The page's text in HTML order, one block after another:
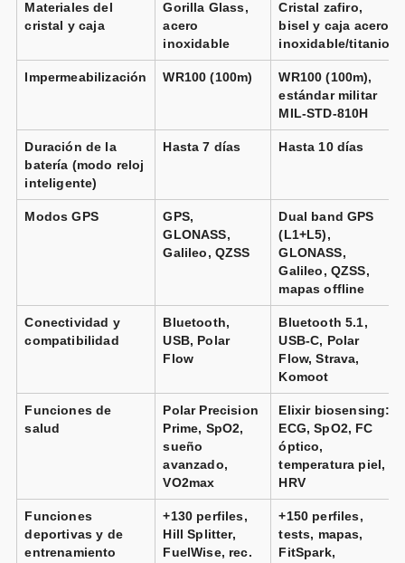
Materiales del
cristal y caja
Gorilla Glass,
acero
inoxidable
Cristal zafiro,
bisel y caja acero
inoxidable/titanio
Impermeabilización WR100 (100m)
WR100 (100m),
estándar militar
MIL-STD-810H
Duración de la
batería (modo reloj
inteligente)
Hasta 7 días Hasta 10 días
Modos GPS
GPS,
GLONASS,
Galileo, QZSS
Dual band GPS
(L1+L5),
GLONASS,
Galileo, QZSS,
mapas offline
Conectividad y
compatibilidad
Bluetooth,
USB, Polar
Flow
Bluetooth 5.1,
USB-C, Polar
Flow, Strava,
Komoot
Funciones de
salud
Polar Precision
Prime, SpO2,
sueño
avanzado,
VO2max
Elixir biosensing:
ECG, SpO2, FC
óptico,
temperatura piel,
HRV
Funciones
deportivas y de
entrenamiento
+130 perfiles,
Hill Splitter,
FuelWise, rec.
+150 perfiles,
tests, mapas,
FitSpark,